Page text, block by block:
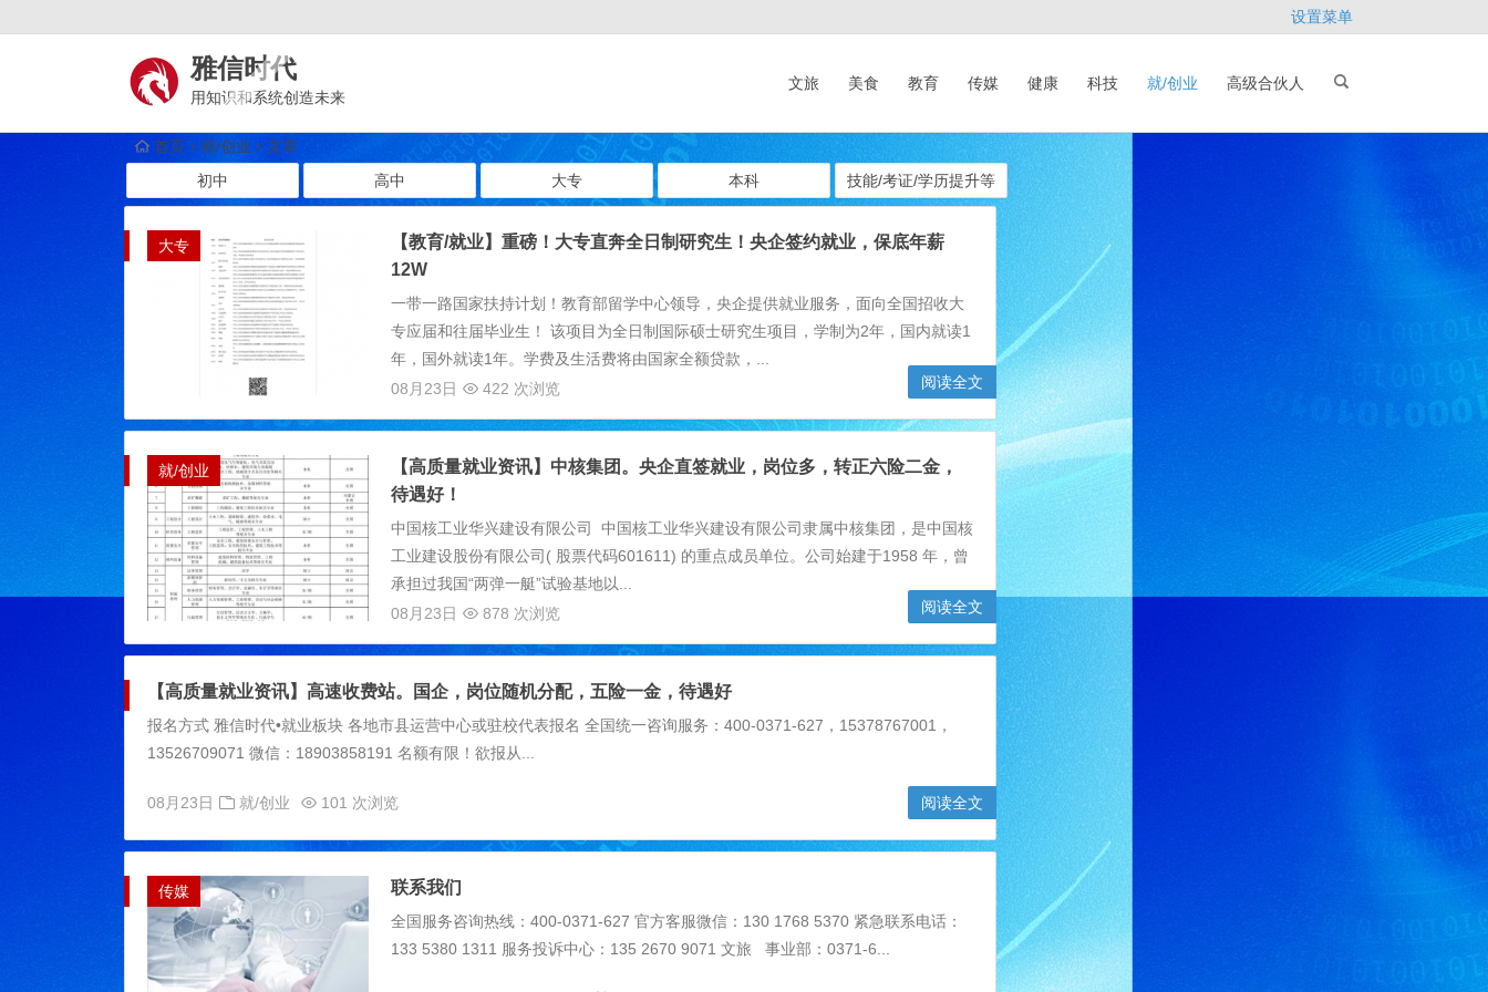
设置菜单
雅信时代
用知识和系统创造未来
文旅 美食 教育 传媒 健康 科技 就/创业 高级合伙人
首页 就/创业
文章
初中
高中 大专 本科 技能/考证/学历提升等
大专
【教育/就业】重磅！大专直奔全日制研究生！央企签约就业，保底年薪
12W
一带一路国家扶持计划！教育部留学中心领导，央企提供就业服务，面向全国招收大
专应届和往届毕业生！ 该项目为全日制国际硕士研究生项目，学制为2年，国内就读1
年，国外就读1年。学费及生活费将由国家全额贷款，...
08月23日
422 次浏览 阅读全文
就/创业
【高质量就业资讯】中核集团。央企直签就业，岗位多，转正六险二金，
待遇好！
中国核工业华兴建设有限公司 中国核工业华兴建设有限公司隶属中核集团，是中国核
工业建设股份有限公司( 股票代码601611) 的重点成员单位。公司始建于1958 年，曾
承担过我国“两弹一艇”试验基地以...
08月23日
878 次浏览 阅读全文
【高质量就业资讯】高速收费站。国企，岗位随机分配，五险一金，待遇好
报名方式 雅信时代•就业板块 各地市县运营中心或驻校代表报名 全国统一咨询服务：400-0371-627，15378767001，
13526709071 微信：18903858191 名额有限！欲报从...
08月23日 就/创业 101 次浏览 阅读全文
传媒 联系我们
全国服务咨询热线：400-0371-627 官方客服微信：130 1768 5370 紧急联系电话：
133 5380 1311 服务投诉中心：135 2670 9071 文旅 事业部：0371-6...